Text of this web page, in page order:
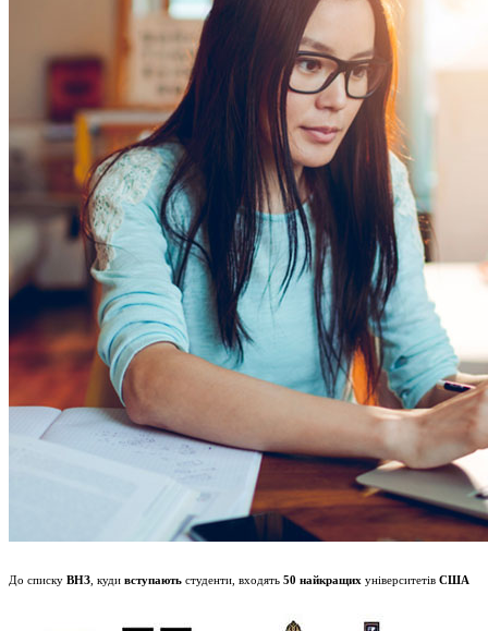
До списку ВНЗ, куди вступають студенти, входять 50 найкращих університетів США